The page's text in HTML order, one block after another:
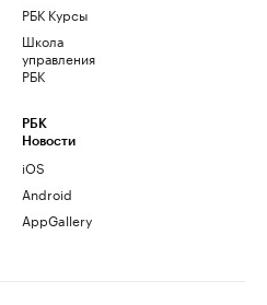
РБК Курсы
Школа
управления
РБК
РБК
Новости
iOS
Android
AppGallery